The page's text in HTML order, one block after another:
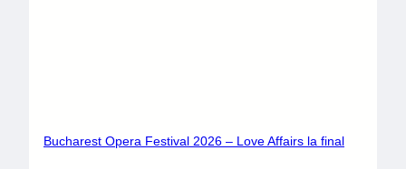
Bucharest Opera Festival 2026 – Love Affairs la final